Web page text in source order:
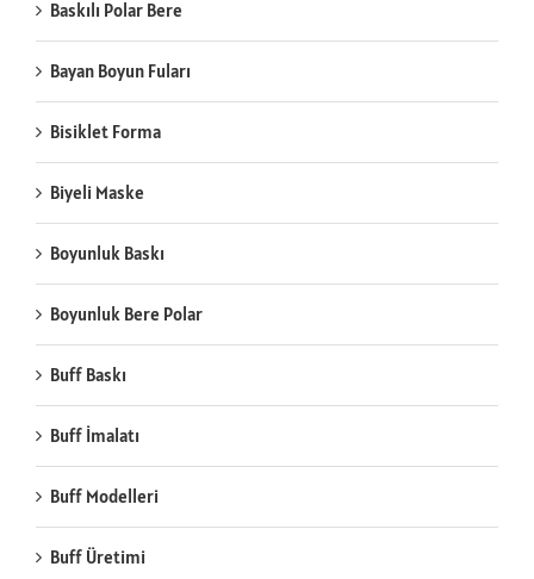
Baskılı Polar Bere
Bayan Boyun Fuları
Bisiklet Forma
Biyeli Maske
Boyunluk Baskı
Boyunluk Bere Polar
Buff Baskı
Buff İmalatı
Buff Modelleri
Buff Üretimi